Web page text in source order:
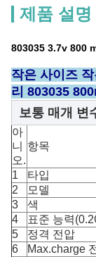
제품 설명
803035 3.7v 800
작은 사이즈
리 803035
보통 매개 변
아
니
오.
항목
1 타입
2
모델
3
색
4
표준 능력
5
정격 전압
6
Max.charge